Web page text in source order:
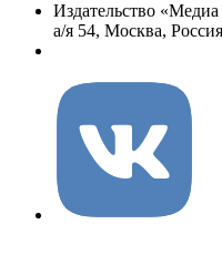
Издательство
а/я 54, Москва,